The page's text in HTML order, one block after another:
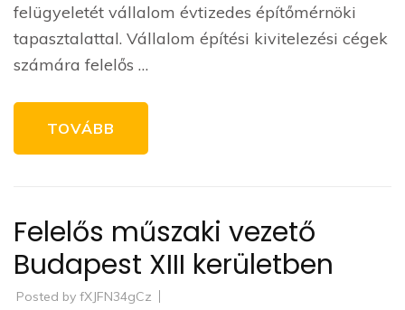
felügyeletét vállalom évtizedes építőmérnöki
tapasztalattal. Vállalom építési kivitelezési cégek
számára felelős …
TOVÁBB
Felelős műszaki vezető
Budapest XIII kerületben
Posted by fXJFN34gCz